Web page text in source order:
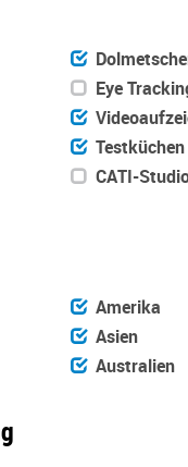
Eye
Testküchen
CATI-
Amerika
Asien
Australien